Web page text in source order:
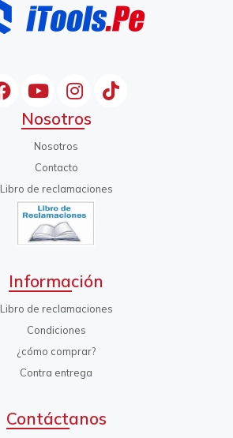
Nosotros
Nosotros
Contacto
Libro de reclamaciones
Información
Libro de reclamaciones
Condiciones
¿cómo comprar?
Contra entrega
Contáctanos